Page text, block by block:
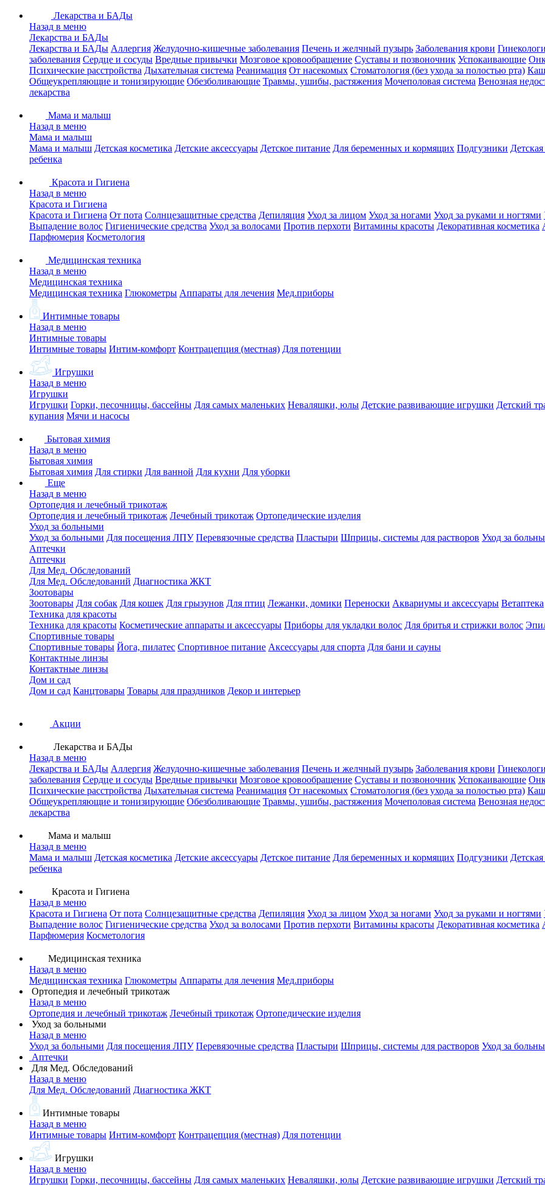
Лекарства и БАДы
Назад в меню
Лекарства и БАДы
Лекарства и БАДы Аллергия Желудочно-кишечные заболевания Печень и желчный пузырь Заболевания крови
заболевания Сердце и сосуды Вредные привычки Мозговое кровообращение Суставы и позвоночник Успокаивающие
Психические расстройства Дыхательная система Реанимация От насекомых Стоматология (без ухода за полостью рта)
Общеукрепляющие и тонизирующие Обезболивающие Травмы, ушибы, растяжения Мочеполовая система Венозная
лекарства
Мама и малыш
Назад в меню
Мама и малыш
Мама и малыш Детская косметика Детские аксессуары Детское питание Для беременных и кормящих Подгузники
ребенка
Красота и Гигиена
Назад в меню
Красота и Гигиена
Красота и Гигиена От пота Солнцезащитные средства Депиляция Уход за лицом Уход за ногами Уход за руками и ногтями
Выпадение волос Гигиенические средства Уход за волосами Против перхоти Витамины красоты Декоративная косметика
Парфюмерия Косметология
Медицинская техника
Назад в меню
Медицинская техника
Медицинская техника Глюкометры Аппараты для лечения Мед.приборы
Интимные товары
Назад в меню
Интимные товары
Интимные товары Интим-комфорт Контрацепция (местная) Для потенции
Игрушки
Назад в меню
Игрушки
Игрушки Горки, песочницы, бассейны Для самых маленьких Неваляшки, юлы Детские развивающие игрушки Детский
купания Мячи и насосы
Бытовая химия
Назад в меню
Бытовая химия
Бытовая химия Для стирки Для ванной Для кухни Для уборки
Еще
Назад в меню
Ортопедия и лечебный трикотаж
Ортопедия и лечебный трикотаж Лечебный трикотаж Ортопедические изделия
Уход за больными
Уход за больными Для посещения ЛПУ Перевязочные средства Пластыри Шприцы, системы для растворов Уход за
Аптечки
Аптечки
Для Мед. Обследований
Для Мед. Обследований Диагностика ЖКТ
Зоотовары
Зоотовары Для собак Для кошек Для грызунов Для птиц Лежанки, домики Переноски Аквариумы и аксессуары Ветаптека
Техника для красоты
Техника для красоты Косметические аппараты и аксессуары Приборы для укладки волос Для бритья и стрижки волос
Спортивные товары
Спортивные товары Йога, пилатес Спортивное питание Аксессуары для спорта Для бани и сауны
Контактные линзы
Контактные линзы
Дом и сад
Дом и сад Канцтовары Товары для праздников Декор и интерьер
Акции
Лекарства и БАДы
Назад в меню
Лекарства и БАДы Аллергия Желудочно-кишечные заболевания Печень и желчный пузырь Заболевания крови
заболевания Сердце и сосуды Вредные привычки Мозговое кровообращение Суставы и позвоночник Успокаивающие
Психические расстройства Дыхательная система Реанимация От насекомых Стоматология (без ухода за полостью рта)
Общеукрепляющие и тонизирующие Обезболивающие Травмы, ушибы, растяжения Мочеполовая система Венозная
лекарства
Мама и малыш
Назад в меню
Мама и малыш Детская косметика Детские аксессуары Детское питание Для беременных и кормящих Подгузники
ребенка
Красота и Гигиена
Назад в меню
Красота и Гигиена От пота Солнцезащитные средства Депиляция Уход за лицом Уход за ногами Уход за руками и ногтями
Выпадение волос Гигиенические средства Уход за волосами Против перхоти Витамины красоты Декоративная косметика
Парфюмерия Косметология
Медицинская техника
Назад в меню
Медицинская техника Глюкометры Аппараты для лечения Мед.приборы
Ортопедия и лечебный трикотаж
Назад в меню
Ортопедия и лечебный трикотаж Лечебный трикотаж Ортопедические изделия
Уход за больными
Назад в меню
Уход за больными Для посещения ЛПУ Перевязочные средства Пластыри Шприцы, системы для растворов Уход за
Аптечки
Для Мед. Обследований
Назад в меню
Для Мед. Обследований Диагностика ЖКТ
Интимные товары
Назад в меню
Интимные товары Интим-комфорт Контрацепция (местная) Для потенции
Игрушки
Назад в меню
Игрушки Горки, песочницы, бассейны Для самых маленьких Неваляшки, юлы Детские развивающие игрушки Детский